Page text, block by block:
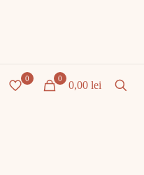
0 0
0,00 lei